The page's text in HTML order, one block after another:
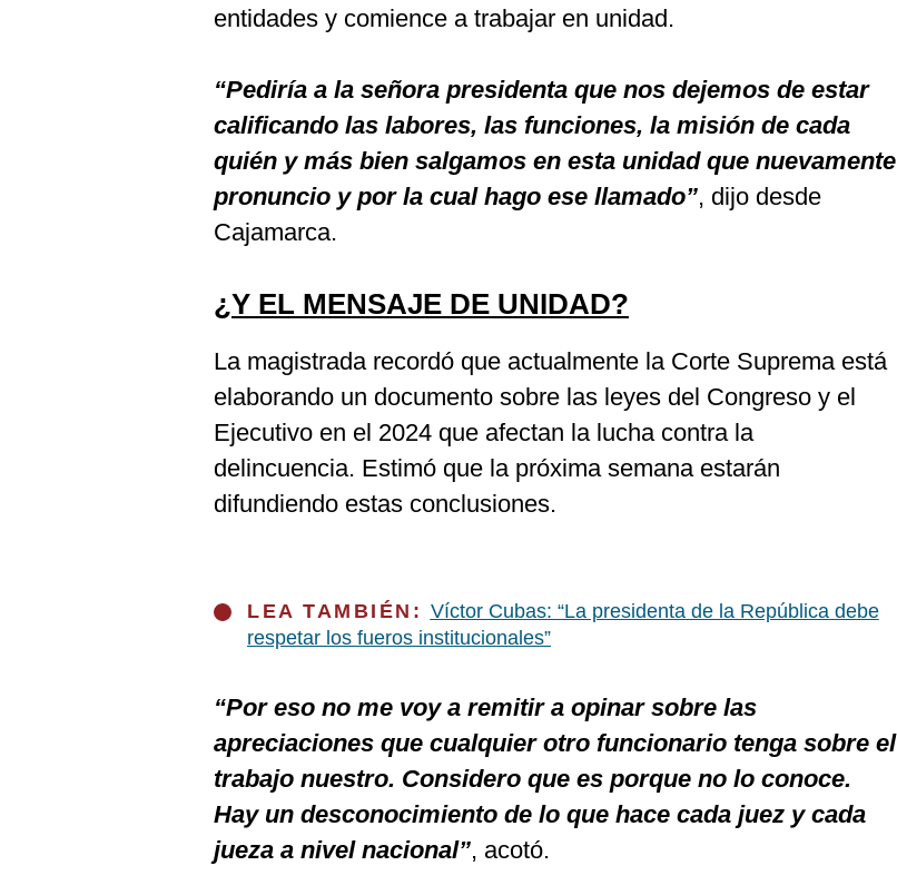
entidades y comience a trabajar en unidad.
“Pediría a la señora presidenta que nos dejemos de estar
calificando las labores, las funciones, la misión de cada
quién y más bien salgamos en esta unidad que nuevamente
pronuncio y por la cual hago ese llamado”, dijo desde
Cajamarca.
¿Y EL MENSAJE DE UNIDAD?
La magistrada recordó que actualmente la Corte Suprema está
elaborando un documento sobre las leyes del Congreso y el
Ejecutivo en el 2024 que afectan la lucha contra la
delincuencia. Estimó que la próxima semana estarán
difundiendo estas conclusiones.
LEA TAMBIÉN: Víctor Cubas: “La presidenta de la República debe
respetar los fueros institucionales”
“Por eso no me voy a remitir a opinar sobre las
apreciaciones que cualquier otro funcionario tenga sobre el
trabajo nuestro. Considero que es porque no lo conoce.
Hay un desconocimiento de lo que hace cada juez y cada
jueza a nivel nacional”, acotó.